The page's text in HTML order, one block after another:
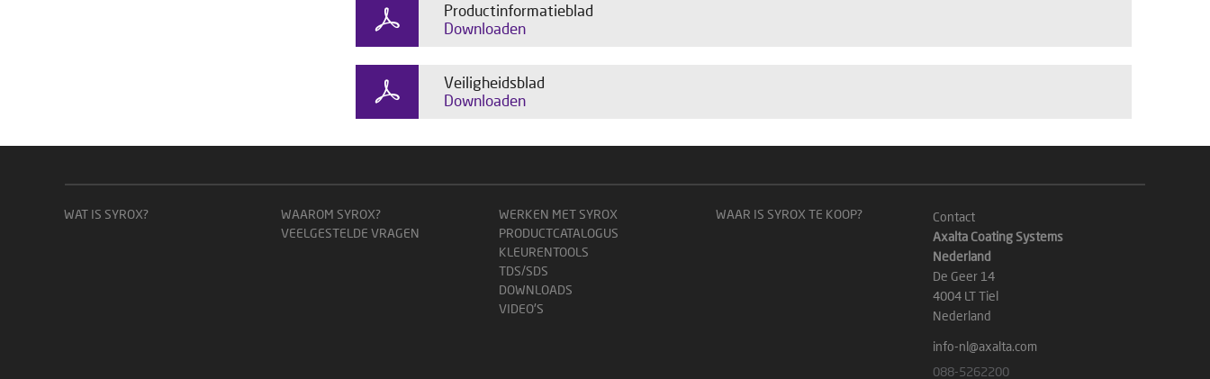
Productinformatieblad
Downloaden
Veiligheidsblad
Downloaden
WAT IS SYROX?
WAAROM SYROX?
VEELGESTELDE VRAGEN
WERKEN MET SYROX
PRODUCTCATALOGUS
KLEURENTOOLS
TDS/SDS
DOWNLOADS
VIDEO'S
WAAR IS SYROX TE KOOP?
Contact
Axalta Coating Systems
Nederland
De Geer 14
4004 LT Tiel
Nederland
info-nl@axalta.com
088-5262200